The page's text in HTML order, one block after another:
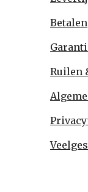
Betalen
Ruilen